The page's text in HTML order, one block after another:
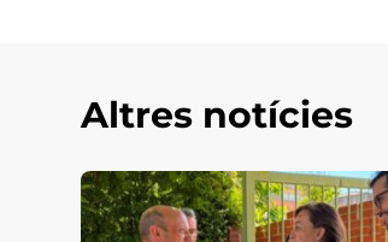
Altres notícies